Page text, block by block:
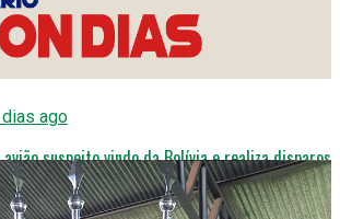
ataque de tubarão a arraia em praia da
ago
suspeito vindo da Bolívia e realiza disparos